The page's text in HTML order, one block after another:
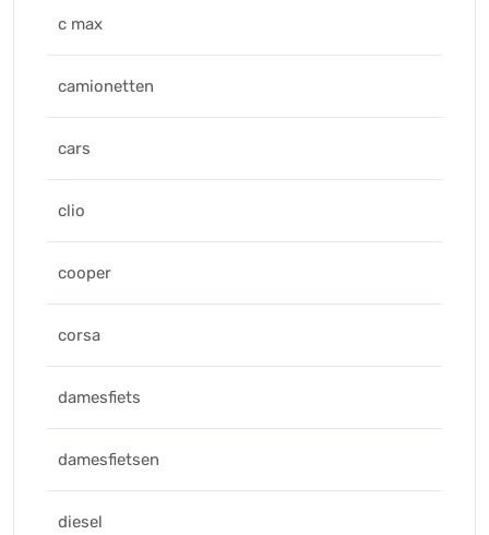
c max
camionetten
cars
clio
cooper
corsa
damesfiets
damesfietsen
diesel